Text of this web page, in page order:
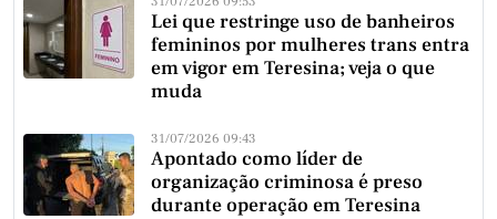
Lei que restringe uso de banheiros
femininos por mulheres trans entra
em vigor em Teresina; veja o que
muda
31/07/2026 09:43
Apontado como líder de
organização criminosa é preso
durante operação em Teresina